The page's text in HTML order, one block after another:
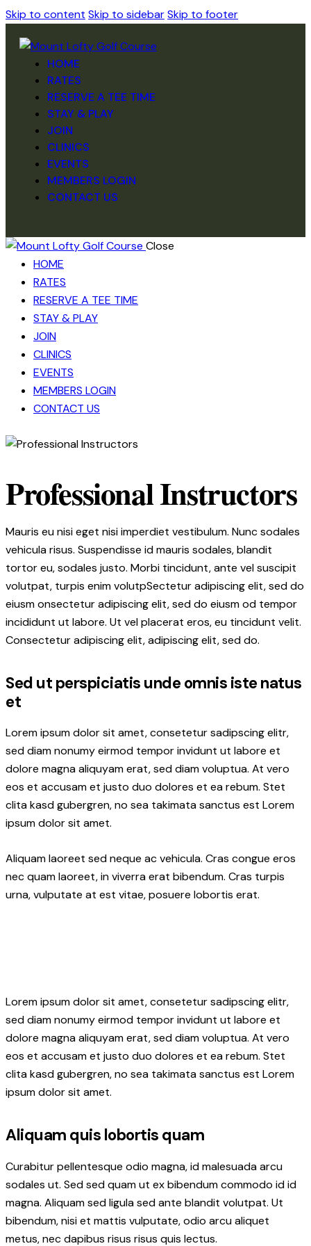
Skip to content Skip to sidebarSkip to footer
HOME
RATES
RESERVE A TEE TIME
STAY & PLAY
JOIN
CLINICS
EVENTS
MEMBERS LOGIN
CONTACT US
Close
HOME
RATES
RESERVE A TEE TIME
STAY & PLAY
JOIN
CLINICS
EVENTS
MEMBERS LOGIN
CONTACT US
Professional Instructors
Mauris eu nisi eget nisi imperdiet vestibulum. Nunc sodales
vehicula risus. Suspendisse id mauris sodales, blandit
tortor eu, sodales justo. Morbi tincidunt, ante vel suscipit
volutpat, turpis enim volutpSectetur adipiscing elit, sed do
eiusm onsectetur adipiscing elit, sed do eiusm od tempor
incididunt ut labore. Ut vel placerat eros, eu tincidunt velit.
Consectetur adipiscing elit, adipiscing elit, sed do.
Sed ut perspiciatis unde omnis iste natus
et
Lorem ipsum dolor sit amet, consetetur sadipscing elitr,
sed diam nonumy eirmod tempor invidunt ut labore et
dolore magna aliquyam erat, sed diam voluptua. At vero
eos et accusam et justo duo dolores et ea rebum. Stet
clita kasd gubergren, no sea takimata sanctus est Lorem
ipsum dolor sit amet.
Aliquam laoreet sed neque ac vehicula. Cras congue eros
nec quam laoreet, in viverra erat bibendum. Cras turpis
urna, vulputate at est vitae, posuere lobortis erat.
Lorem ipsum dolor sit amet, consetetur sadipscing elitr,
sed diam nonumy eirmod tempor invidunt ut labore et
dolore magna aliquyam erat, sed diam voluptua. At vero
eos et accusam et justo duo dolores et ea rebum. Stet
clita kasd gubergren, no sea takimata sanctus est Lorem
ipsum dolor sit amet.
Aliquam quis lobortis quam
Curabitur pellentesque odio magna, id malesuada arcu
sodales ut. Sed sed quam ut ex bibendum commodo id id
magna. Aliquam sed ligula sed ante blandit volutpat. Ut
bibendum, nisi et mattis vulputate, odio arcu aliquet
metus, nec dapibus risus risus quis lectus.